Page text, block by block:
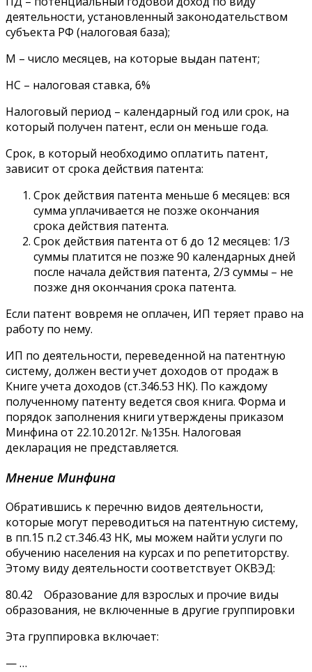
деятельности, установленный законодательством
субъекта РФ (налоговая база);
М – число месяцев, на которые выдан патент;
НС – налоговая ставка, 6%
Налоговый период – календарный год или срок, на
который получен патент, если он меньше года.
Срок, в который необходимо оплатить патент,
зависит от срока действия патента:
Срок действия патента меньше 6 месяцев: вся
сумма уплачивается не позже окончания
срока действия патента.
Срок действия патента от 6 до 12 месяцев: 1/3
суммы платится не позже 90 календарных дней
после начала действия патента, 2/3 суммы – не
позже дня окончания срока патента.
Если патент вовремя не оплачен, ИП теряет право на
работу по нему.
ИП по деятельности, переведенной на патентную
систему, должен вести учет доходов от продаж в
Книге учета доходов (ст.346.53 НК). По каждому
полученному патенту ведется своя книга. Форма и
порядок заполнения книги утверждены приказом
Минфина от 22.10.2012г. №135н. Налоговая
декларация не представляется.
Мнение Минфина
Обратившись к перечню видов деятельности,
которые могут переводиться на патентную систему,
в пп.15 п.2 ст.346.43 НК, мы можем найти услуги по
обучению населения на курсах и по репетиторству.
Этому виду деятельности соответствует ОКВЭД:
80.42 Образование для взрослых и прочие виды
образования, не включенные в другие группировки
Эта группировка включает:
— …